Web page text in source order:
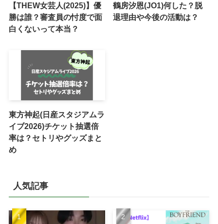
【THEW女芸人(2025)】優
勝は誰？審査員の忖度で面
白くないって本当？
鶴房汐恩(JO1)何した？脱
退理由や今後の活動は？
東方神起(日産スタジアムラ
イブ2026)チケット抽選倍
率は？セトリやグッズまと
め
人気記事